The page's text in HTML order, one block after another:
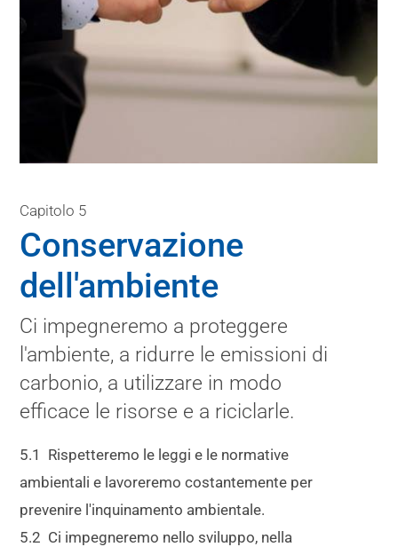
Capitolo 5
Conservazione
dell'ambiente
Ci impegneremo a proteggere
l'ambiente, a ridurre le emissioni di
carbonio, a utilizzare in modo
efficace le risorse e a riciclarle.
5.1 Rispetteremo le leggi e le normative
ambientali e lavoreremo costantemente per
prevenire l'inquinamento ambientale.
5.2 Ci impegneremo nello sviluppo, nella